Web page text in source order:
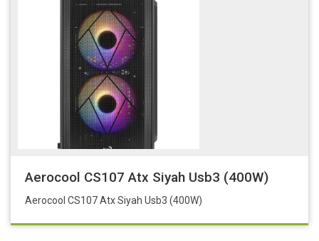
Aerocool CS107 Atx Siyah Usb3 (400W)
Aerocool CS107 Atx Siyah Usb3 (400W)